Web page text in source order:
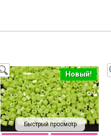
Быстрый просмотр
Новый!